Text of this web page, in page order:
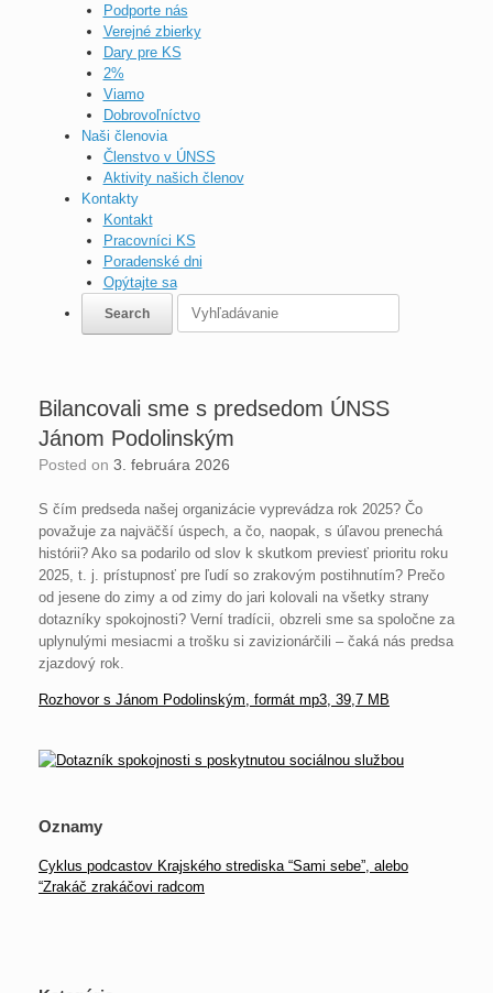
Podporte nás
Verejné zbierky
Dary pre KS
2%
Viamo
Dobrovoľníctvo
Naši členovia
Členstvo v ÚNSS
Aktivity našich členov
Kontakty
Kontakt
Pracovníci KS
Poradenské dni
Opýtajte sa
Bilancovali sme s predsedom ÚNSS
Jánom Podolinským
Posted on 3. februára 2026
S čím predseda našej organizácie vyprevádza rok 2025? Čo
považuje za najväčší úspech, a čo, naopak, s úľavou prenechá
histórii? Ako sa podarilo od slov k skutkom previesť prioritu roku
2025, t. j. prístupnosť pre ľudí so zrakovým postihnutím? Prečo
od jesene do zimy a od zimy do jari kolovali na všetky strany
dotazníky spokojnosti? Verní tradícii, obzreli sme sa spoločne za
uplynulými mesiacmi a trošku si zavizionárčili – čaká nás predsa
zjazdový rok.
Rozhovor s Jánom Podolinským, formát mp3, 39,7 MB
Oznamy
Cyklus podcastov Krajského strediska “Sami sebe”, alebo
“Zrakáč zrakáčovi radcom